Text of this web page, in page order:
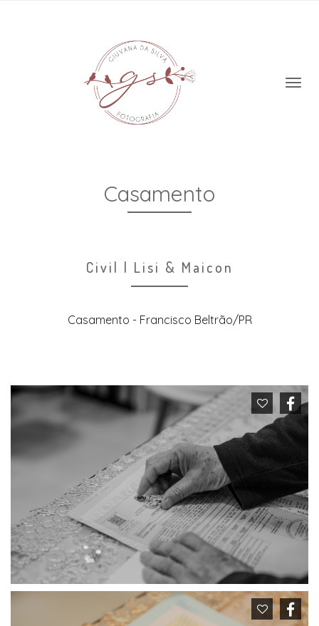
Casamento
Civil | Lisi & Maicon
Casamento - Francisco Beltrão/PR